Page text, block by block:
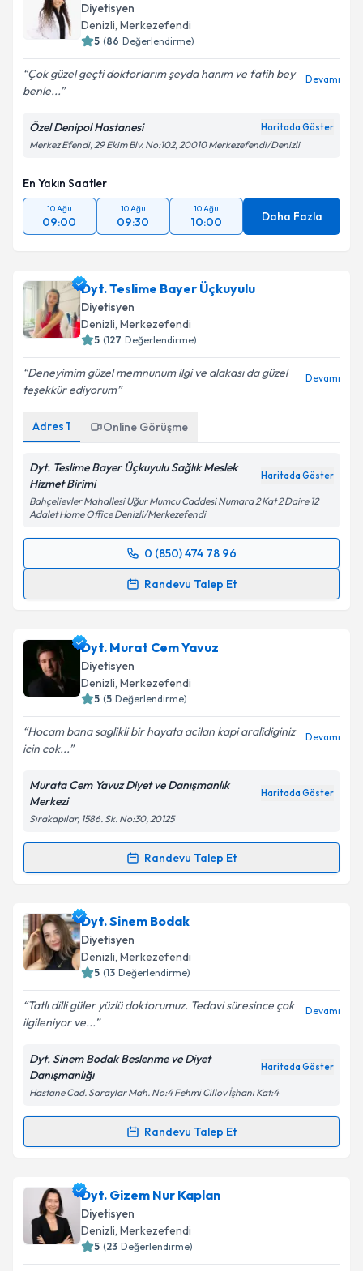
Diyetisyen
Denizli, Merkezefendi
5 (86 Değerlendirme)
Çok güzel geçti doktorlarım şeyda hanım ve fatih bey
benle...
Devamı
Özel Denipol Hastanesi Haritada Göster
Merkez Efendi, 29 Ekim Blv. No:102, 20010 Merkezefendi/Denizli
En Yakın Saatler
10 Ağu
09:00
10 Ağu
09:30
10 Ağu
10:00 Daha Fazla
Dyt. Teslime Bayer Üçkuyulu
Diyetisyen
Denizli, Merkezefendi
5 (127 Değerlendirme)
Deneyimim güzel memnunum ilgi ve alakası da güzel
teşekkür ediyorum
Devamı
Adres 1 Online Görüşme
Dyt. Teslime Bayer Üçkuyulu Sağlık Meslek
Hizmet Birimi
Haritada Göster
Bahçelievler Mahallesi Uğur Mumcu Caddesi Numara 2 Kat 2 Daire 12
Adalet Home Office Denizli/Merkezefendi
0 (850) 474 78 96
Randevu Talep Et
Randevu Takvimi Talebi
için bir takvim hazırlandığında e-posta ile
bilgilendireceğiz.
E-posta Adresiniz
Metni'ni okudum ve kişisel verilerimin belirtilen
Takvim Talebini Gönder
Dyt. Murat Cem Yavuz
Diyetisyen
Denizli, Merkezefendi
5 (5 Değerlendirme)
Hocam bana saglikli bir hayata acilan kapi aralidiginiz
icin cok...
Devamı
Murata Cem Yavuz Diyet ve Danışmanlık
Merkezi
Haritada Göster
Sırakapılar, 1586. Sk. No:30, 20125
Randevu Talep Et
Randevu Takvimi Talebi
Dyt. Murat Cem Yavuziçin randevu takvimi talebi
oluşturun. Size bu uzmandan randevu almanız için bir
takvim hazırlandığında e-posta ile bilgilendireceğiz.
Kişisel verilerimin işlenmesine ilişkin
Aydınlatma
Metni
kapsamda işlenmesini kabul ediyorum.
Takvim Talebini Gönder
Dyt. Sinem Bodak
Diyetisyen
Denizli, Merkezefendi
5 (13 Değerlendirme)
Tatlı dilli güler yüzlü doktorumuz. Tedavi süresince çok
ilgileniyor ve...
Devamı
Dyt. Sinem Bodak Beslenme ve Diyet
Danışmanlığı
Haritada Göster
Hastane Cad. Saraylar Mah. No:4 Fehmi Cillov İşhanı Kat:4
Randevu Talep Et
Randevu Takvimi Talebi
Dyt. Sinem Bodakiçin randevu takvimi talebi
oluşturun. Size bu uzmandan randevu almanız için bir
takvim hazırlandığında e-posta ile bilgilendireceğiz.
Dyt. Gizem Nur Kaplan
Diyetisyen
Denizli, Merkezefendi
5 (23 Değerlendirme)